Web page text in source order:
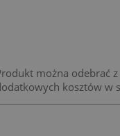
można odebrać
kosztów w